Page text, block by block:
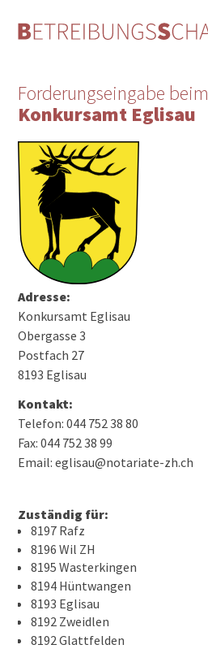
Forderungseingabe beim
Konkursamt Eglisau
Adresse:
Konkursamt Eglisau
Obergasse 3
Postfach 27
8193 Eglisau
Kontakt:
Telefon: 044 752 38 80
Fax: 044 752 38 99
Email: eglisau@notariate-zh.ch
Zuständig für:
8197 Rafz
8196 Wil ZH
8195 Wasterkingen
8194 Hüntwangen
8193 Eglisau
8192 Zweidlen
8192 Glattfelden